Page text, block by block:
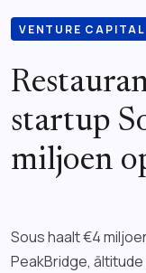
VENTURE CAPITAL
startup
miljoen
Sous haalt €4
PeakBridge,